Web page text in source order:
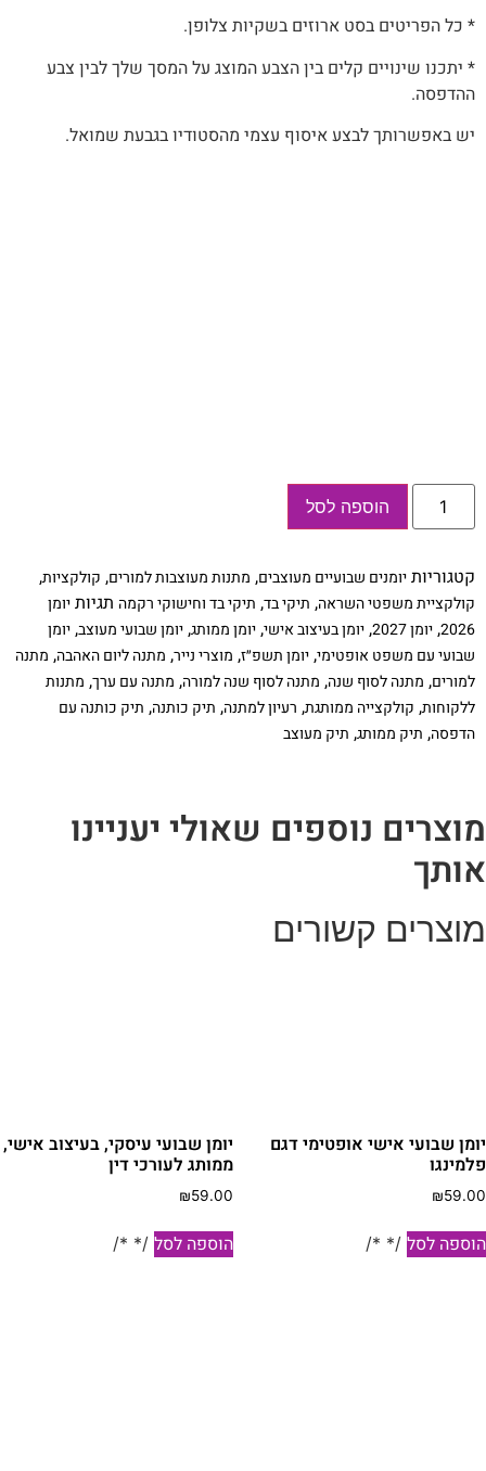
* כל הפריטים בסט ארוזים בשקיות צלופן.
* יתכנו שינויים קלים בין הצבע המוצג על המסך שלך לבין צבע
ההדפסה.
יש באפשרותך לבצע איסוף עצמי מהסטודיו בגבעת שמואל.
כמות
מארז
לסוף
שנה:
תיק
ויומן
מעוצב
אישית
+
עט
הוספה לסל
קטגוריותיומנים שבועיים מעוצבים,מתנות מעוצבות למורים,קולקציות,
קולקציית משפטי השראה,תיקי בד,תיקי בד וחישוקי רקמה תגיותיומן
2026
,יומן 2027 ,יומן בעיצוב אישי,יומן ממותג,יומן שבועי מעוצב,יומן
שבועי עם משפט אופטימי,יומן תשפ״ז,מוצרי נייר,מתנה ליום האהבה,מתנה
למורים,מתנה לסוף שנה,מתנה לסוף שנה למורה,מתנה עם ערך,מתנות
ללקוחות,קולקצייה ממותגת,רעיון למתנה,תיק כותנה,תיק כותנה עם
הדפסה,תיק ממותג,תיק מעוצב
נוספים שאולי יעניינו
קשורים
שבועי אישי אופטימי דגם
₪
לסל /* */
יומן שבועי עיסקי, בעיצוב אישי,
ממותג לעורכי דין
₪59.00
הוספה לסל /* */